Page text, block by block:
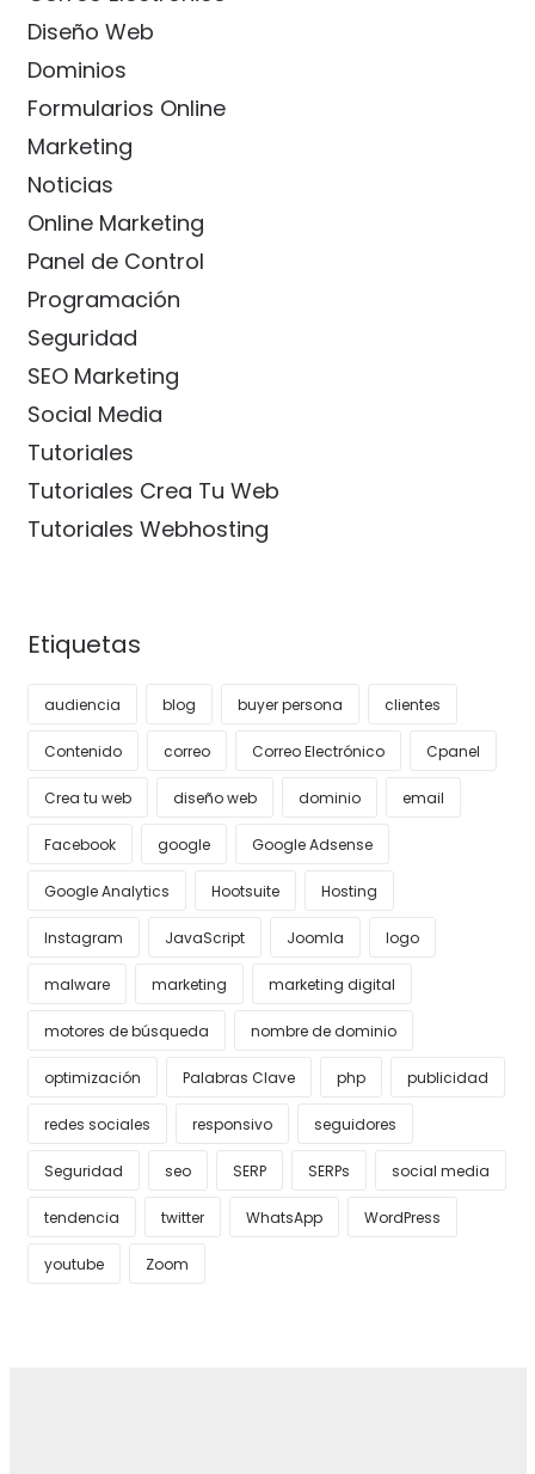
Diseño Web
Dominios
Formularios Online
Marketing
Noticias
Online Marketing
Panel de Control
Programación
Seguridad
SEO Marketing
Social Media
Tutoriales
Tutoriales Crea Tu Web
Tutoriales Webhosting
Etiquetas
audiencia blog buyer persona clientes
Contenido correo Correo Electrónico Cpanel
Crea tu web diseño web dominio email
Facebook google Google Adsense
Google Analytics Hootsuite Hosting
Instagram JavaScript Joomla logo
malware marketing marketing digital
motores de búsqueda nombre de dominio
optimización Palabras Clave php publicidad
redes sociales responsivo seguidores
Seguridad seo SERP SERPs social media
tendencia twitter WhatsApp WordPress
youtube Zoom